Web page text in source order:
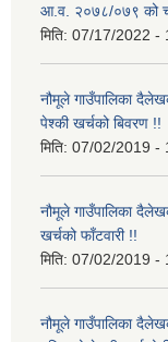
आ.व. २०७८/०७९ को
मिति: 07/17/2022 -
नौमूले गाउँपालिका
पेश्की खर्चको बिवरण !!
मिति: 07/02/2019 -
नौमूले गाउँपालिका
खर्चको फाँटवारी !!
मिति: 07/02/2019 -
नौमूले गाउँपालिका